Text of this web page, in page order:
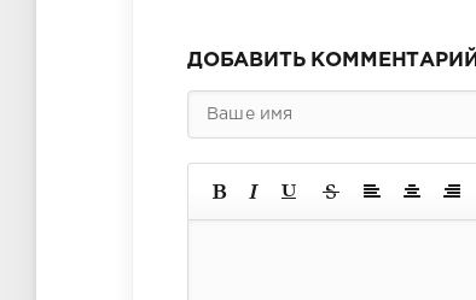
ДОБАВИТЬ КОММЕНТАРИЙ